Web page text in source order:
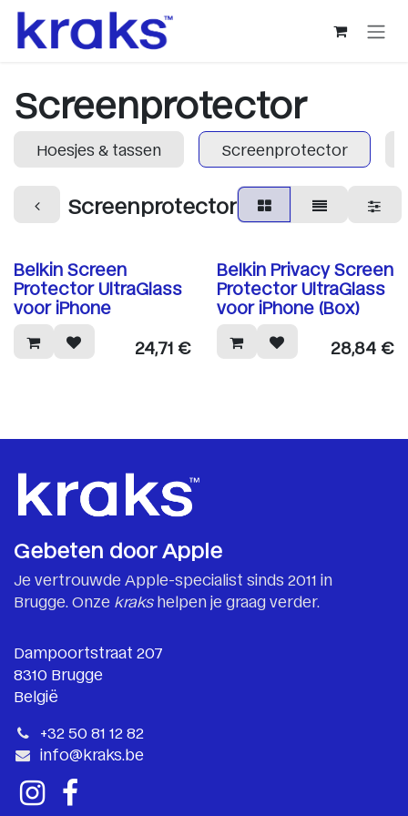
Overslaan naar inhoud
Screenprotector
Hoesjes & tassen Screenprotector
Screenprotector
Belkin Screen
Protector UltraGlass
voor iPhone
24,71€
Belkin Privacy Screen
Protector UltraGlass
voor iPhone (Box)
28,84€
Gebeten door Apple
Je vertrouwde Apple-specialist sinds 2011 in
Brugge. Onze krakshelpen je graag verder.
Dampoortstraat 207
8310 Brugge
België
+32 50 81 12 82
info@kraks.be